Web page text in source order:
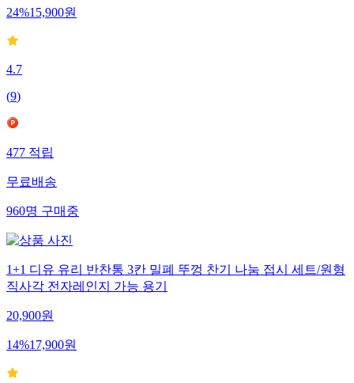
24%15,900원
4.7
(9)
477적립
무료배송
960명구매중
1+1 디유 유리 반찬통 3칸 밀폐 뚜껑 찬기 나눔 접시 세트/원형
직사각 전자레인지 가능 용기
20,900원
14%17,900원